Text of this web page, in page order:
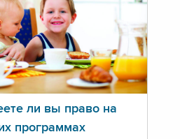
ли вы право на
программах